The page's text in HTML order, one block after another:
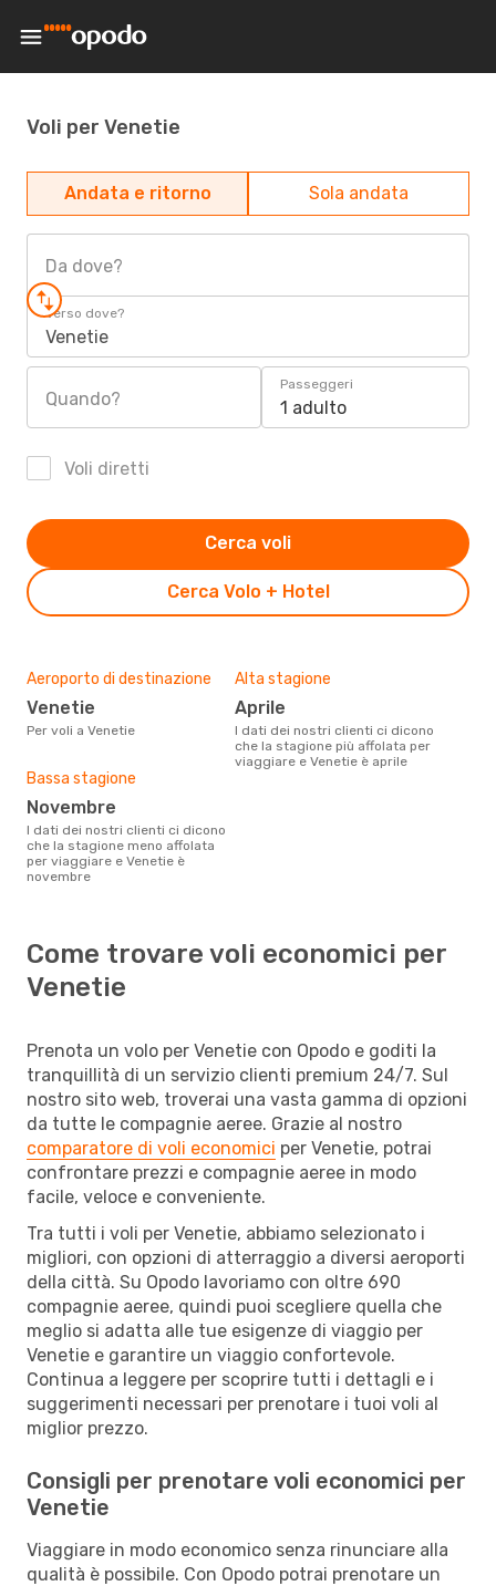
Voli per Venetie
Andata e ritorno Sola andata
Da dove?
Verso dove?
Venetie
Quando?
Passeggeri
1 adulto
Voli diretti
Cerca Volo + Hotel
Cerca voli
Aeroporto di destinazione
Venetie
Per voli a Venetie
Alta stagione
aprile
I dati dei nostri clienti ci dicono
che la stagione più affolata per
viaggiare e Venetie è aprile
Bassa stagione
novembre
I dati dei nostri clienti ci dicono
che la stagione meno affolata
per viaggiare e Venetie è
novembre
Come trovare voli economici per
Venetie
Prenota un volo per Venetie con Opodo e goditi la
tranquillità di un servizio clienti premium 24/7. Sul
nostro sito web, troverai una vasta gamma di opzioni
da tutte le compagnie aeree. Grazie al nostro
comparatore di voli economici per Venetie, potrai
confrontare prezzi e compagnie aeree in modo
facile, veloce e conveniente.
Tra tutti i voli per Venetie, abbiamo selezionato i
migliori, con opzioni di atterraggio a diversi aeroporti
della città. Su Opodo lavoriamo con oltre 690
compagnie aeree, quindi puoi scegliere quella che
meglio si adatta alle tue esigenze di viaggio per
Venetie e garantire un viaggio confortevole.
Continua a leggere per scoprire tutti i dettagli e i
suggerimenti necessari per prenotare i tuoi voli al
miglior prezzo.
Consigli per prenotare voli economici per
Venetie
Viaggiare in modo economico senza rinunciare alla
qualità è possibile. Con Opodo potrai prenotare un